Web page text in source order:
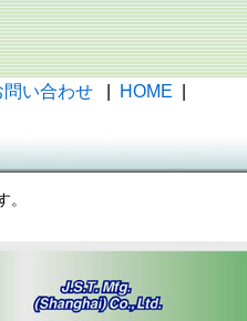
問い合わせ HOME